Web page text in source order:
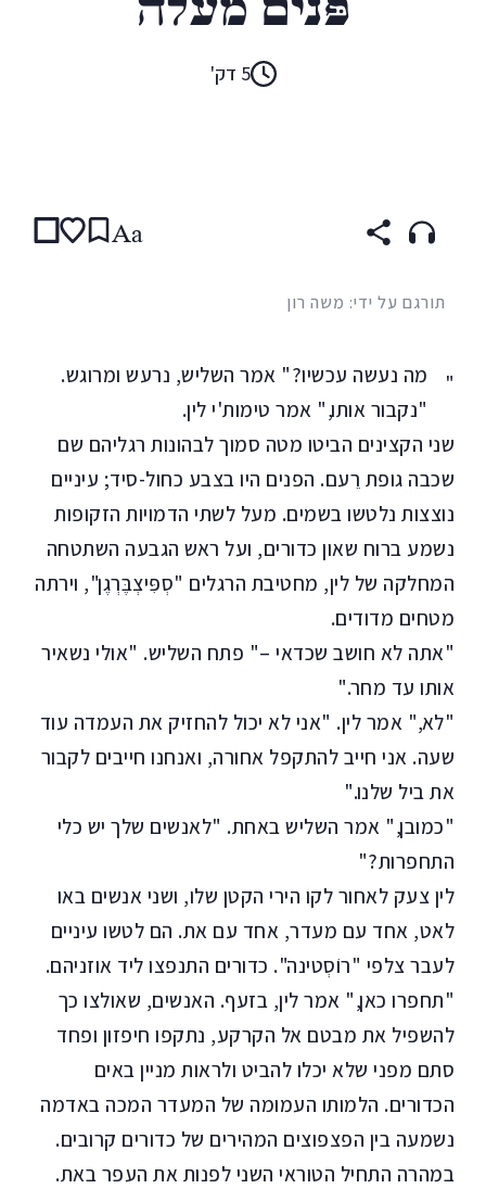
5 דק'
Aa
תורגם על ידי: משה רון
"
מה נעשה עכשיו?" אמר השליש, נרעש ומרוגש.
"נקבור אותו," אמר טימות'י לין.
שני הקצינים הביטו מטה סמוך לבהונות רגליהם שם
שכבה גופת רֵעם. הפנים היו בצבע כחול-סיד; עיניים
נוצצות נלטשו בשמים. מעל לשתי הדמויות הזקופות
נשמע ברוח שאון כדורים, ועל ראש הגבעה השתטחה
המחלקה של לין, מחטיבת הרגלים "סְפִּיצְבֶּרְגֶן", וירתה
מטחים מדודים.
"אתה לא חושב שכדאי –" פתח השליש. "אולי נשאיר
אותו עד מחר."
"לא," אמר לין. "אני לא יכול להחזיק את העמדה עוד
שעה. אני חייב להתקפל אחורה, ואנחנו חייבים לקבור
את ביל שלנו."
"כמובן," אמר השליש באחת. "לאנשים שלך יש כלי
התחפרות?"
לין צעק לאחור לקו הירי הקטן שלו, ושני אנשים באו
לאט, אחד עם מעדר, אחד עם את. הם לטשו עיניים
לעבר צלפי "רוֹסְטינה". כדורים התנפצו ליד אוזניהם.
"תחפרו כאן," אמר לין, בזעף. האנשים, שאולצו כך
להשפיל את מבטם אל הקרקע, נתקפו חיפזון ופחד
סתם מפני שלא יכלו להביט ולראות מניין באים
הכדורים. הלמותו העמומה של המעדר המכה באדמה
נשמעה בין הפצפוצים המהירים של כדורים קרובים.
במהרה התחיל הטוראי השני לפנות את העפר באת.